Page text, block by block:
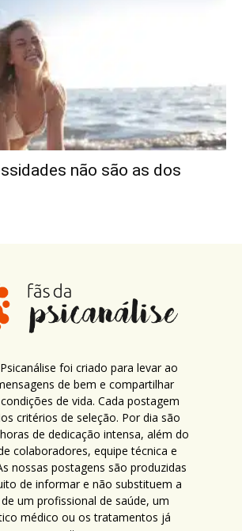
não são as dos
foi criado para levar ao
de bem e compartilhar
de vida. Cada postagem
critérios de seleção. Por dia são
de dedicação intensa, além do
colaboradores, equipe técnica e
nossas postagens são produzidas
de informar e não substituem a
um profissional de saúde, um
médico ou os tratamentos já